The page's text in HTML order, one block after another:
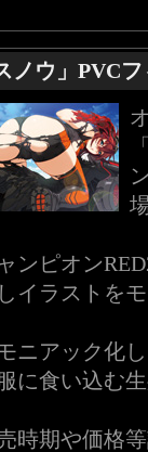
ノウ」PVC
ンピオン
イラストを
ニアック化
に食い込む
時期や価格